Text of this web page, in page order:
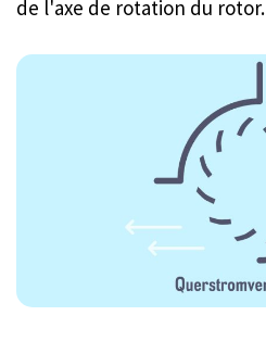
de l'axe de rotation du rotor.